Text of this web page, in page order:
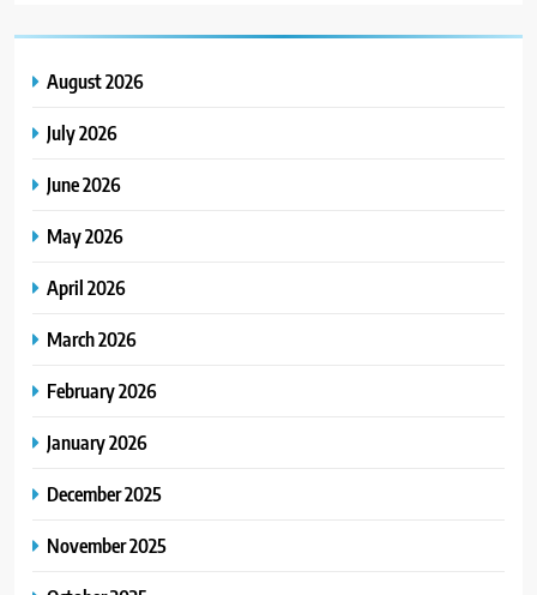
August 2026
July 2026
June 2026
May 2026
April 2026
March 2026
February 2026
January 2026
December 2025
November 2025